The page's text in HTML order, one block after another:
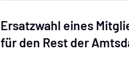
Ersatzwahl eines
für den Rest der